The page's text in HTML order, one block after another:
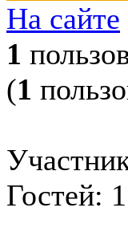
На сайте
1
(1
Гостей: 1